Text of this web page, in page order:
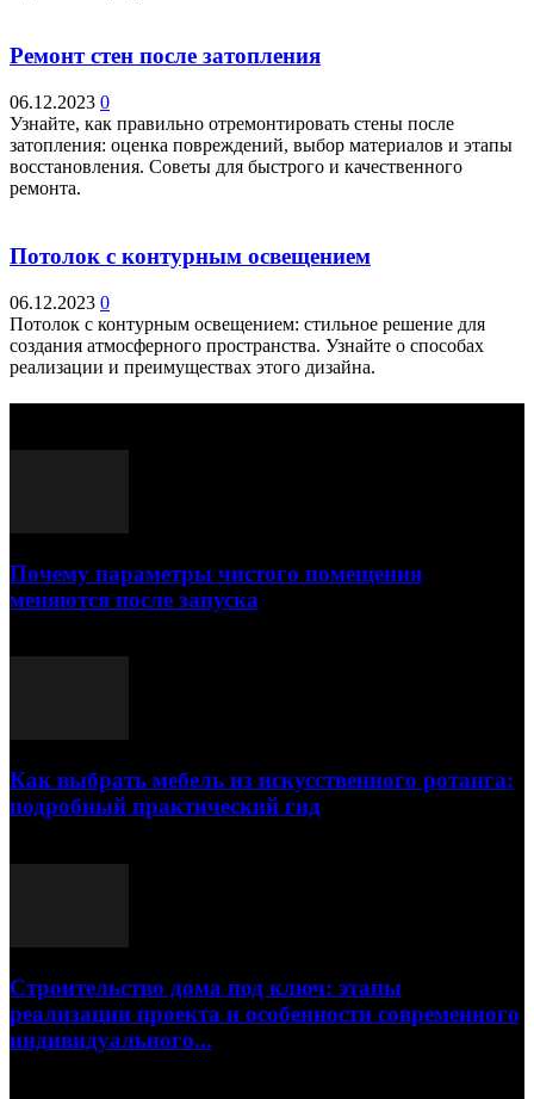
Ремонт стен после затопления
06.12.2023 0
Узнайте, как правильно отремонтировать стены после
затопления: оценка повреждений, выбор материалов и этапы
восстановления. Советы для быстрого и качественного
ремонта.
Потолок с контурным освещением
06.12.2023 0
Потолок с контурным освещением: стильное решение для
создания атмосферного пространства. Узнайте о способах
реализации и преимуществах этого дизайна.
Почему параметры чистого помещения
меняются после запуска
Как выбрать мебель из искусственного ротанга:
подробный практический гид
Строительство дома под ключ: этапы
реализации проекта и особенности современного
индивидуального...